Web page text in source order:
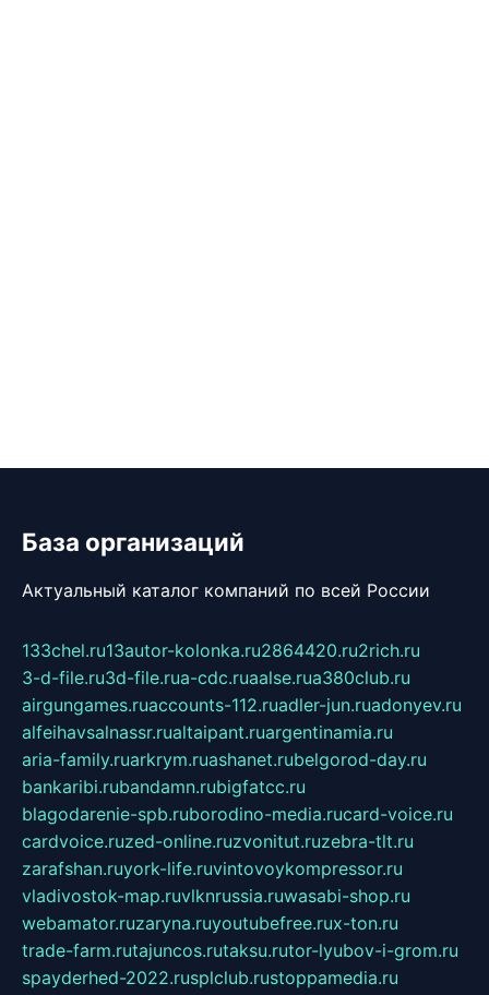
База организаций
Актуальный каталог компаний по всей России
133chel.ru13autor-kolonka.ru2864420.ru2rich.ru
3-d-file.ru3d-file.rua-cdc.ruaalse.rua380club.ru
airgungames.ruaccounts-112.ruadler-jun.ruadonyev.ru
alfeihavsalnassr.rualtaipant.ruargentinamia.ru
aria-family.ruarkrym.ruashanet.rubelgorod-day.ru
bankaribi.rubandamn.rubigfatcc.ru
blagodarenie-spb.ruborodino-media.rucard-voice.ru
cardvoice.ruzed-online.ruzvonitut.ruzebra-tlt.ru
zarafshan.ruyork-life.ruvintovoykompressor.ru
vladivostok-map.ruvlknrussia.ruwasabi-shop.ru
webamator.ruzaryna.ruyoutubefree.rux-ton.ru
trade-farm.rutajuncos.rutaksu.rutor-lyubov-i-grom.ru
spayderhed-2022.rusplclub.rustoppamedia.ru